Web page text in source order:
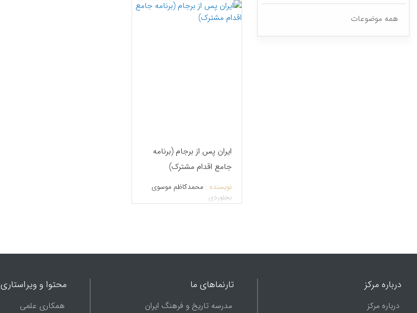
همه موضوعات
ایران پس از برجام (برنامه
جامع اقدام مشترک)
نویسنده : محمدکاظم موسوی
بجنوردی
درباره مرکز
درباره مرکز
تارنماهای ما
مدرسه تاریخ و فرهنگ ایران
محتوا و ویراستاری
همکاری علمی